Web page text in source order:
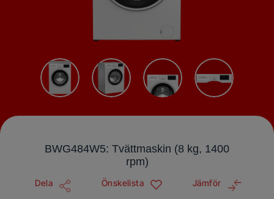
BWG484W5: Tvättmaskin (8 kg, 1400
rpm)
Dela Önskelista Jämför